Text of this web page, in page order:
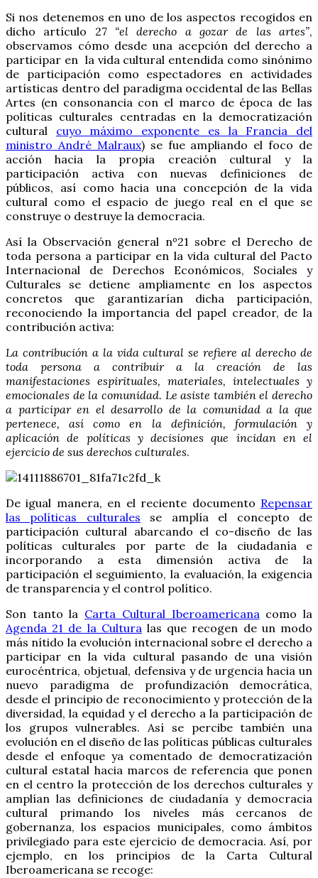
Si nos detenemos en uno de los aspectos recogidos en
dicho artículo 27 “el derecho a gozar de las artes”,
observamos cómo desde una acepción del derecho a
participar en la vida cultural entendida como sinónimo
de participación como espectadores en actividades
artísticas dentro del paradigma occidental de las Bellas
Artes (en consonancia con el marco de época de las
políticas culturales centradas en la democratización
cultural cuyo máximo exponente es la Francia del
ministro André Malraux) se fue ampliando el foco de
acción hacia la propia creación cultural y la
participación activa con nuevas definiciones de
públicos, así como hacia una concepción de la vida
cultural como el espacio de juego real en el que se
construye o destruye la democracia.
Así la Observación general nº21 sobre el Derecho de
toda persona a participar en la vida cultural del Pacto
Internacional de Derechos Económicos, Sociales y
Culturales se detiene ampliamente en los aspectos
concretos que garantizarían dicha participación,
reconociendo la importancia del papel creador, de la
contribución activa:
La contribución a la vida cultural se refiere al derecho de
toda persona a contribuir a la creación de las
manifestaciones espirituales, materiales, intelectuales y
emocionales de la comunidad. Le asiste también el derecho
a participar en el desarrollo de la comunidad a la que
pertenece, así como en la definición, formulación y
aplicación de políticas y decisiones que incidan en el
ejercicio de sus derechos culturales.
De igual manera, en el reciente documento Repensar
las políticas culturales se amplía el concepto de
participación cultural abarcando el co-diseño de las
políticas culturales por parte de la ciudadanía e
incorporando a esta dimensión activa de la
participación el seguimiento, la evaluación, la exigencia
de transparencia y el control político.
Son tanto la Carta Cultural Iberoamericanacomo la
Agenda 21 de la Culturalas que recogen de un modo
más nítido la evolución internacional sobre el derecho a
participar en la vida cultural pasando de una visión
eurocéntrica, objetual, defensiva y de urgencia hacia un
nuevo paradigma de profundización democrática,
desde el principio de reconocimiento y protección de la
diversidad, la equidad y el derecho a la participación de
los grupos vulnerables. Así se percibe también una
evolución en el diseño de las políticas públicas culturales
desde el enfoque ya comentado de democratización
cultural estatal hacia marcos de referencia que ponen
en el centro la protección de los derechos culturales y
amplían las definiciones de ciudadanía y democracia
cultural primando los niveles más cercanos de
gobernanza, los espacios municipales, como ámbitos
privilegiado para este ejercicio de democracia. Así, por
ejemplo, en los principios de la Carta Cultural
Iberoamericana se recoge: